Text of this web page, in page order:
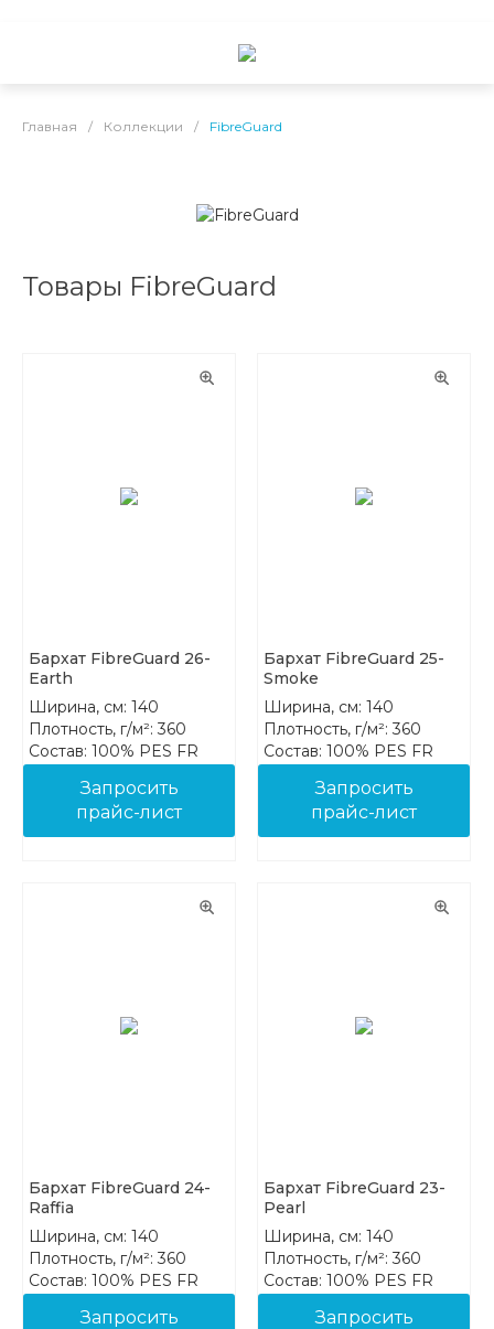
Главная / Коллекции / FibreGuard
Товары FibreGuard
Бархат FibreGuard 26-
Earth
Ширина, см: 140
Плотность, г/м²: 360
Состав: 100% PES FR
Запросить
прайс-лист
Бархат FibreGuard 25-
Smoke
Ширина, см: 140
Плотность, г/м²: 360
Состав: 100% PES FR
Запросить
прайс-лист
Бархат FibreGuard 24-
Raffia
Ширина, см: 140
Плотность, г/м²: 360
Состав: 100% PES FR
Запросить
Бархат FibreGuard 23-
Pearl
Ширина, см: 140
Плотность, г/м²: 360
Состав: 100% PES FR
Запросить